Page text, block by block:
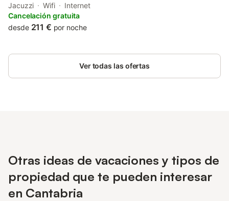
apartment with a terrace and bar. The air-conditioned
accommodation is 2.
Jacuzzi Wifi
Internet
Cancelación gratuita
desde 211 € por noche
Ver todas las ofertas
Otras ideas de vacaciones y tipos de
propiedad que te pueden interesar
en Cantabria